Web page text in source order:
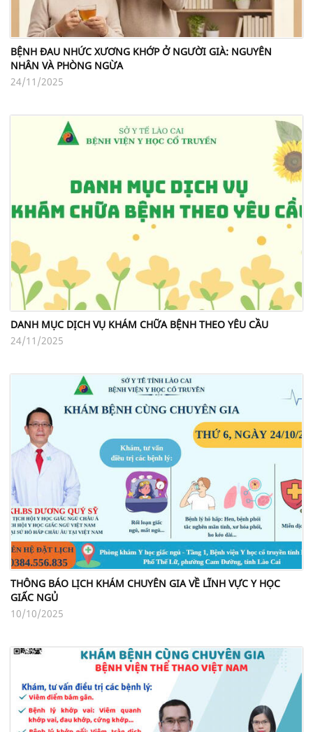
BỆNH ĐAU NHỨC XƯƠNG KHỚP Ở NGƯỜI GIÀ: NGUYÊN
NHÂN VÀ PHÒNG NGỪA
24/11/2025
DANH MỤC DỊCH VỤ KHÁM CHỮA BỆNH THEO YÊU CẦU
24/11/2025
THÔNG BÁO LỊCH KHÁM CHUYÊN GIA VỀ LĨNH VỰC Y HỌC
GIẤC NGỦ
10/10/2025